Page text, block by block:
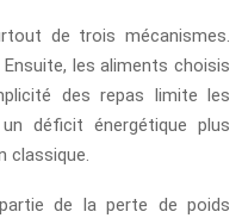
de trois mécanismes.
les aliments choisis
des repas limite les
déficit énergétique plus
classique.
de la perte de poids